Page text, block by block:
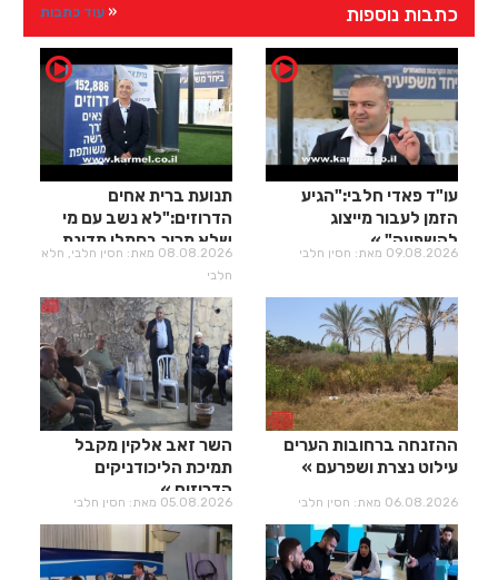
כתבות נוספות עוד כתבות
עו"ד פאדי חלבי:"הגיע
הזמן לעבור מייצוג
להשפעה"
09.08.2026 מאת: חסין חלבי
תנועת ברית אחים
הדרוזים:"לא נשב עם מי
שלא מכיר בסמלי מדינת
ישראל"
08.08.2026 מאת: חסין חלבי, חלא
חלבי
ההזנחה ברחובות הערים
עילוט נצרת ושפרעם
06.08.2026 מאת: חסין חלבי
השר זאב אלקין מקבל
תמיכת הליכודניקים
הדרוזים
05.08.2026 מאת: חסין חלבי